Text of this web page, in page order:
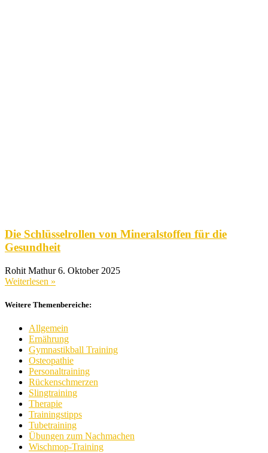
Die Schlüsselrollen von Mineralstoffen für die
Gesundheit
Rohit Mathur6. Oktober 2025
Weiterlesen »
Weitere Themenbereiche:
Allgemein
Ernährung
Gymnastikball Training
Osteopathie
Personaltraining
Rückenschmerzen
Slingtraining
Therapie
Trainingstipps
Tubetraining
Übungen zum Nachmachen
Wischmop-Training